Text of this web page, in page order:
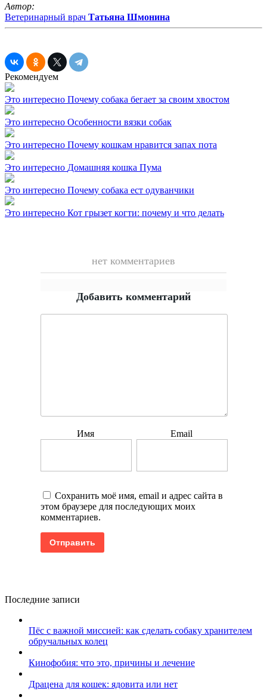
Автор:
Ветеринарный врач Татьяна Шмонина
Рекомендуем
Это интересно Почему собака бегает за своим хвостом
Это интересно Особенности вязки собак
Это интересно Почему кошкам нравится запах пота
Это интересно Домашняя кошка Пума
Это интересно Почему собака ест одуванчики
Это интересно Кот грызет когти: почему и что делать
нет комментариев
Добавить комментарий
Имя Email
Сохранить моё имя, email и адрес сайта в
этом браузере для последующих моих
комментариев.
Последние записи
Пёс с важной миссией: как сделать собаку хранителем
обручальных колец
Кинофобия: что это, причины и лечение
Драцена для кошек: ядовита или нет